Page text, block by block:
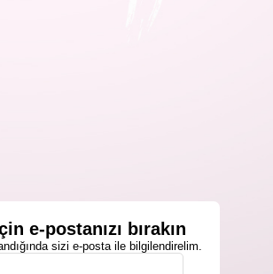
e-postanızı bırakın
sizi e-posta ile bilgilendirelim.